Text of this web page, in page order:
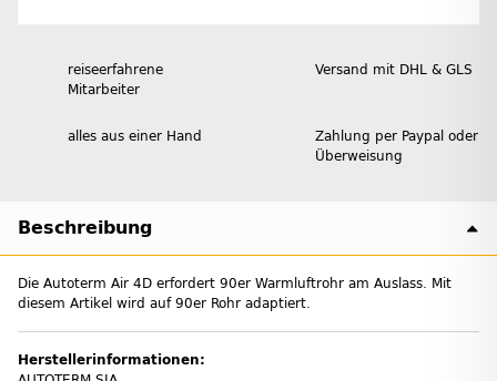
reiseerfahrene
Mitarbeiter
Versand mit DHL & GLS
alles aus einer Hand
Zahlung per Paypal oder
Überweisung
Beschreibung
Die Autoterm Air 4D erfordert 90er Warmluftrohr am Auslass. Mit
diesem Artikel wird auf 90er Rohr adaptiert.
Herstellerinformationen: